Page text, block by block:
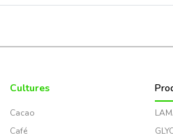
Cultures
Cacao
Café